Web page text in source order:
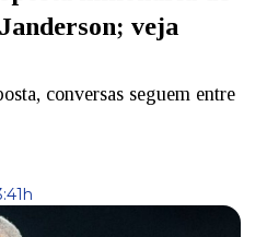
veja
conversas seguem entre